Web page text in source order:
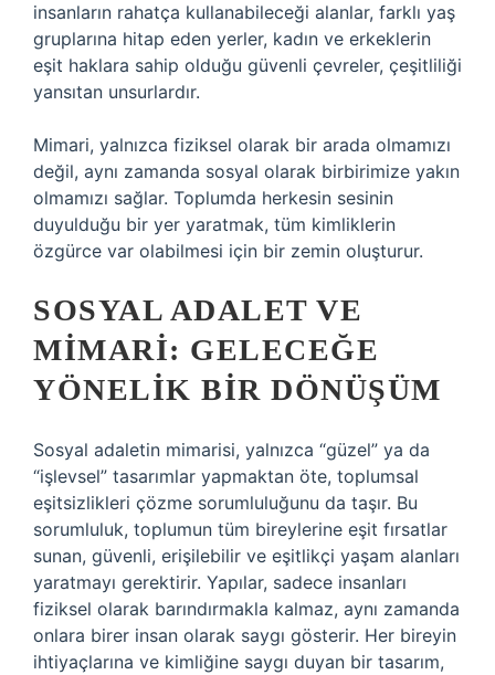
insanların rahatça kullanabileceği alanlar, farklı yaş
gruplarına hitap eden yerler, kadın ve erkeklerin
eşit haklara sahip olduğu güvenli çevreler, çeşitliliği
yansıtan unsurlardır.
Mimari, yalnızca fiziksel olarak bir arada olmamızı
değil, aynı zamanda sosyal olarak birbirimize yakın
olmamızı sağlar. Toplumda herkesin sesinin
duyulduğu bir yer yaratmak, tüm kimliklerin
özgürce var olabilmesi için bir zemin oluşturur.
SOSYAL ADALET VE
MIMARI: GELECEĞE
YÖNELIK BIR DÖNÜŞÜM
Sosyal adaletin mimarisi, yalnızca “güzel” ya da
“işlevsel” tasarımlar yapmaktan öte, toplumsal
eşitsizlikleri çözme sorumluluğunu da taşır. Bu
sorumluluk, toplumun tüm bireylerine eşit fırsatlar
sunan, güvenli, erişilebilir ve eşitlikçi yaşam alanları
yaratmayı gerektirir. Yapılar, sadece insanları
fiziksel olarak barındırmakla kalmaz, aynı zamanda
onlara birer insan olarak saygı gösterir. Her bireyin
ihtiyaçlarına ve kimliğine saygı duyan bir tasarım,